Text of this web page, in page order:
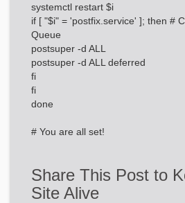
systemctl restart $i
if [ "$i" = 'postfix.service' ]; then #
Queue
postsuper -d ALL
postsuper -d ALL deferred
fi
fi
done
# You are all set!
Share This Post to
Site Alive